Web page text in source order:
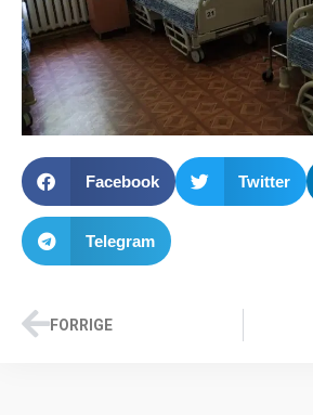
Facebook Twitter
Telegram
FORRIGE